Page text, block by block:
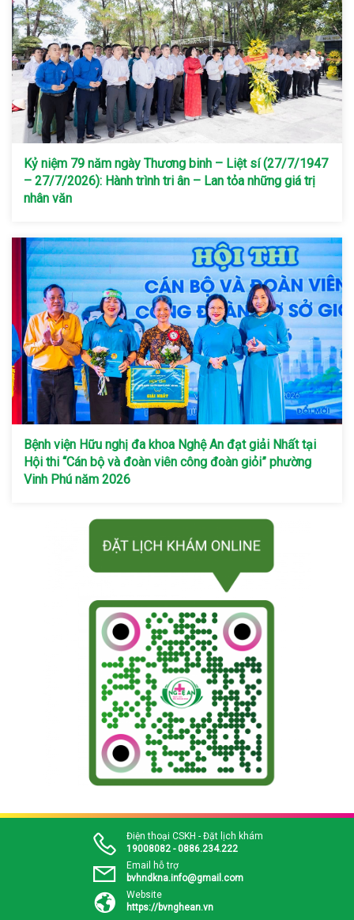
Kỷ niệm 79 năm ngày Thương binh – Liệt sí (27/7/1947
– 27/7/2026): Hành trình tri ân – Lan tỏa những giá trị
nhân văn
Bệnh viện Hữu nghị đa khoa Nghệ An đạt giải Nhất tại
Hội thi “Cán bộ và đoàn viên công đoàn giỏi” phường
Vinh Phú năm 2026
Điện thoại CSKH - Đặt lịch khám
19008082 - 0886.234.222
Email hỗ trợ
bvhndkna.info@gmail.com
Website
https://bvnghean.vn